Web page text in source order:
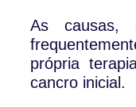
As causas,
própria
cancro inicial.